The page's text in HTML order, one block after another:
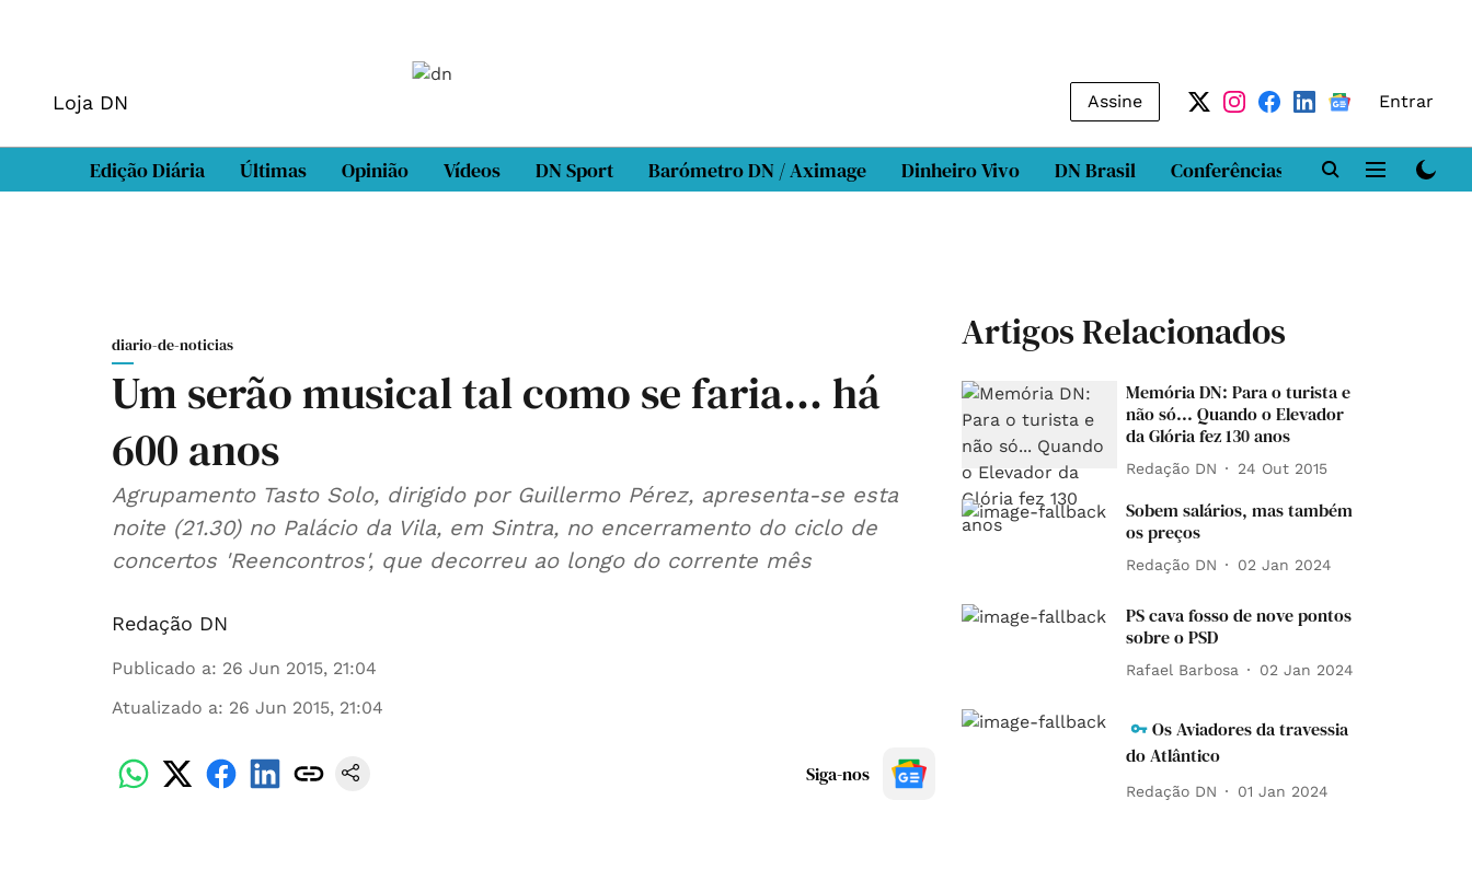
Loja DN Assine Entrar
Edição Diária Últimas Opinião Vídeos DN Sport Barómetro DN / Aximage Dinheiro Vivo DN Brasil Conferências DN LAB
diario-de-noticias
Um serão musical tal como se faria... há
600 anos
Agrupamento Tasto Solo, dirigido por Guillermo Pérez, apresenta-se esta
noite (21.30) no Palácio da Vila, em Sintra, no encerramento do ciclo de
concertos 'Reencontros', que decorreu ao longo do corrente mês
Redação DN
Publicado a: 26 Jun 2015, 21:04
Atualizado a: 26 Jun 2015, 21:04
Siga-nos
Artigos Relacionados
Memória DN: Para o turista e
não só... Quando o Elevador
da Glória fez 130 anos
Redação DN 24 Out 2015
Sobem salários, mas também
os preços
Redação DN 02 Jan 2024
PS cava fosso de nove pontos
sobre o PSD
Rafael Barbosa 02 Jan 2024
Os Aviadores da travessia
do Atlântico
Redação DN 01 Jan 2024